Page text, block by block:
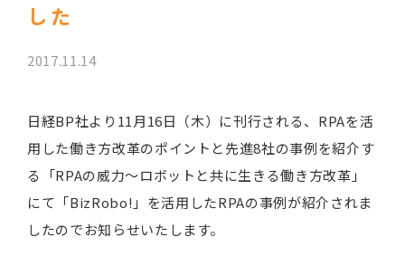
した
2017.11.14
日経BP社より11月16日（木）に刊行される、RPAを活
用した働き方改革のポイントと先進8社の事例を紹介す
る「RPAの威力～ロボットと共に生きる働き方改革」
にて「BizRobo!」を活用したRPAの事例が紹介されま
したのでお知らせいたします。